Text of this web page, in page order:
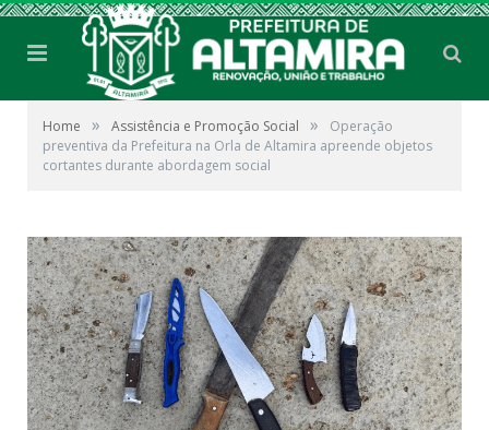
Home » Assistência e Promoção Social »
Operação
preventiva da Prefeitura na Orla de Altamira apreende objetos
cortantes durante abordagem social